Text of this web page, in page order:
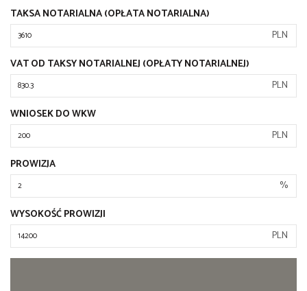
TAKSA NOTARIALNA (OPŁATA NOTARIALNA)
PLN
VAT OD TAKSY NOTARIALNEJ (OPŁATY NOTARIALNEJ)
PLN
WNIOSEK DO WKW
PLN
PROWIZJA
%
WYSOKOŚĆ PROWIZJI
PLN